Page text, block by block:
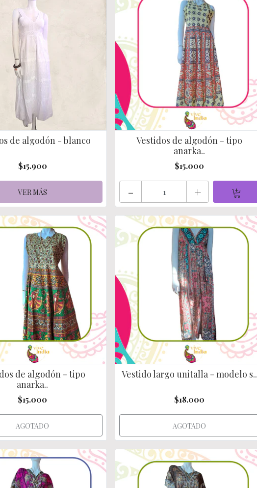
de algodón - blanco
$15.900
VER MÁS
Vestidos de algodón - tipo
anarka..
$15.000
- +
de algodón - tipo
anarka..
$15.000
AGOTADO
Vestido largo unitalla - modelo s..
$18.000
AGOTADO